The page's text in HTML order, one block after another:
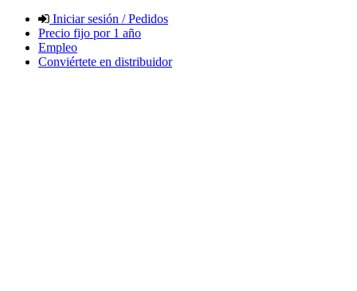
Iniciar sesión / Pedidos
Precio fijo por 1 año
Empleo
Conviértete en distribuidor